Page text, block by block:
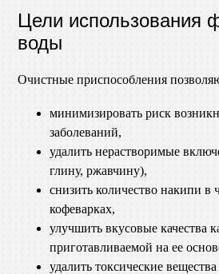
Цели использования
воды
Очистные приспособления
минимизировать риск
заболеваний,
удалить нерастворимые
глину, ржавчину),
снизить количество накипи в
кофеварках,
улучшить вкусовые качества
приготавливаемой на ее
удалить токсические